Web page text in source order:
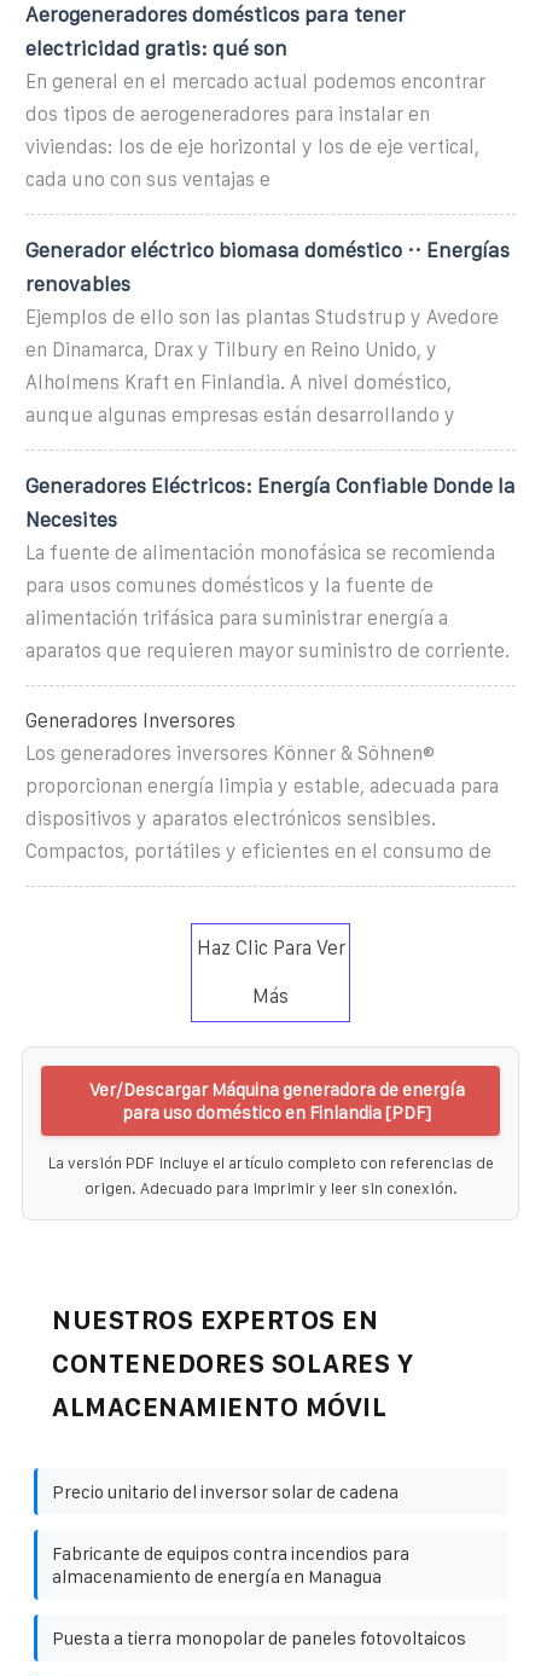
Aerogeneradores domésticos para tener
electricidad gratis: qué son
En general en el mercado actual podemos encontrar
dos tipos de aerogeneradores para instalar en
viviendas: los de eje horizontal y los de eje vertical,
cada uno con sus ventajas e
Generador eléctrico biomasa doméstico ·· Energías
renovables
Ejemplos de ello son las plantas Studstrup y Avedore
en Dinamarca, Drax y Tilbury en Reino Unido, y
Alholmens Kraft en Finlandia. A nivel doméstico,
aunque algunas empresas están desarrollando y
Generadores Eléctricos: Energía Confiable Donde la
Necesites
La fuente de alimentación monofásica se recomienda
para usos comunes domésticos y la fuente de
alimentación trifásica para suministrar energía a
aparatos que requieren mayor suministro de corriente.
Generadores Inversores
Los generadores inversores Könner & Söhnen®
proporcionan energía limpia y estable, adecuada para
dispositivos y aparatos electrónicos sensibles.
Compactos, portátiles y eficientes en el consumo de
Haz Clic Para Ver
Más
Ver/Descargar Máquina generadora de energía
para uso doméstico en Finlandia [PDF]
La versión PDF incluye el artículo completo con referencias de
origen. Adecuado para imprimir y leer sin conexión.
NUESTROS EXPERTOS EN
CONTENEDORES SOLARES Y
ALMACENAMIENTO MÓVIL
Precio unitario del inversor solar de cadena
Fabricante de equipos contra incendios para
almacenamiento de energía en Managua
Puesta a tierra monopolar de paneles fotovoltaicos